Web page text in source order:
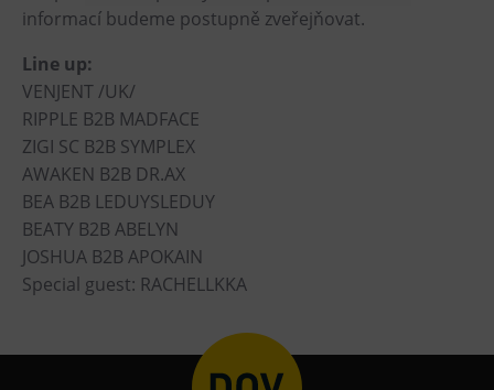
Heligonka
HopJump
Ściana wspinaczkowa
Narodowe Muzeum Rolnicze
Wycieczki
Dolni Vitkowice
Muzeum Górnictwa w Parku Landek
Przekąski
informací budeme postupně zveřejňovat.
Line up:
VENJENT /UK/
RIPPLE B2B MADFACE
ZIGI SC B2B SYMPLEX
AWAKEN B2B DR.AX
BEA B2B LEDUYSLEDUY
BEATY B2B ABELYN
JOSHUA B2B APOKAIN
Special guest: RACHELLKKA